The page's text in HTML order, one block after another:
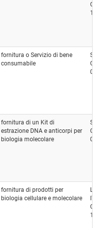
fornitura o Servizio di bene
consumabile
fornitura di un Kit di
estrazione DNA e anticorpi per
biologia molecolare
fornitura di prodotti per
biologia cellulare e molecolare